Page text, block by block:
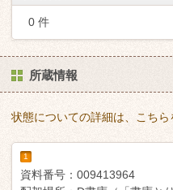
0 件
所蔵情報
状態についての詳細は、こちら
1
資料番号： 009413964